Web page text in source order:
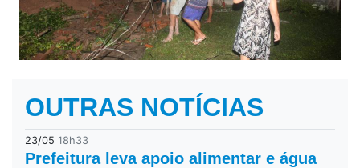
OUTRAS NOTÍCIAS
23/05 18h33
Prefeitura leva apoio alimentar e água